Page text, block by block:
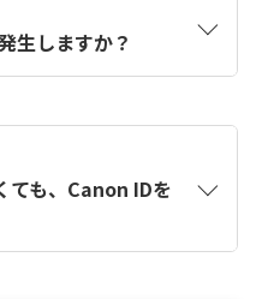
します。アカウントを
、この情報を使用して
を入力します。
生しますか？
ても、Canon IDを